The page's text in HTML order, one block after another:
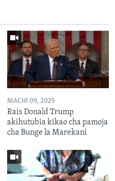
MACHI 09, 2025
Rais Donald Trump
akihutubia kikao cha pamoja
cha Bunge la Marekani